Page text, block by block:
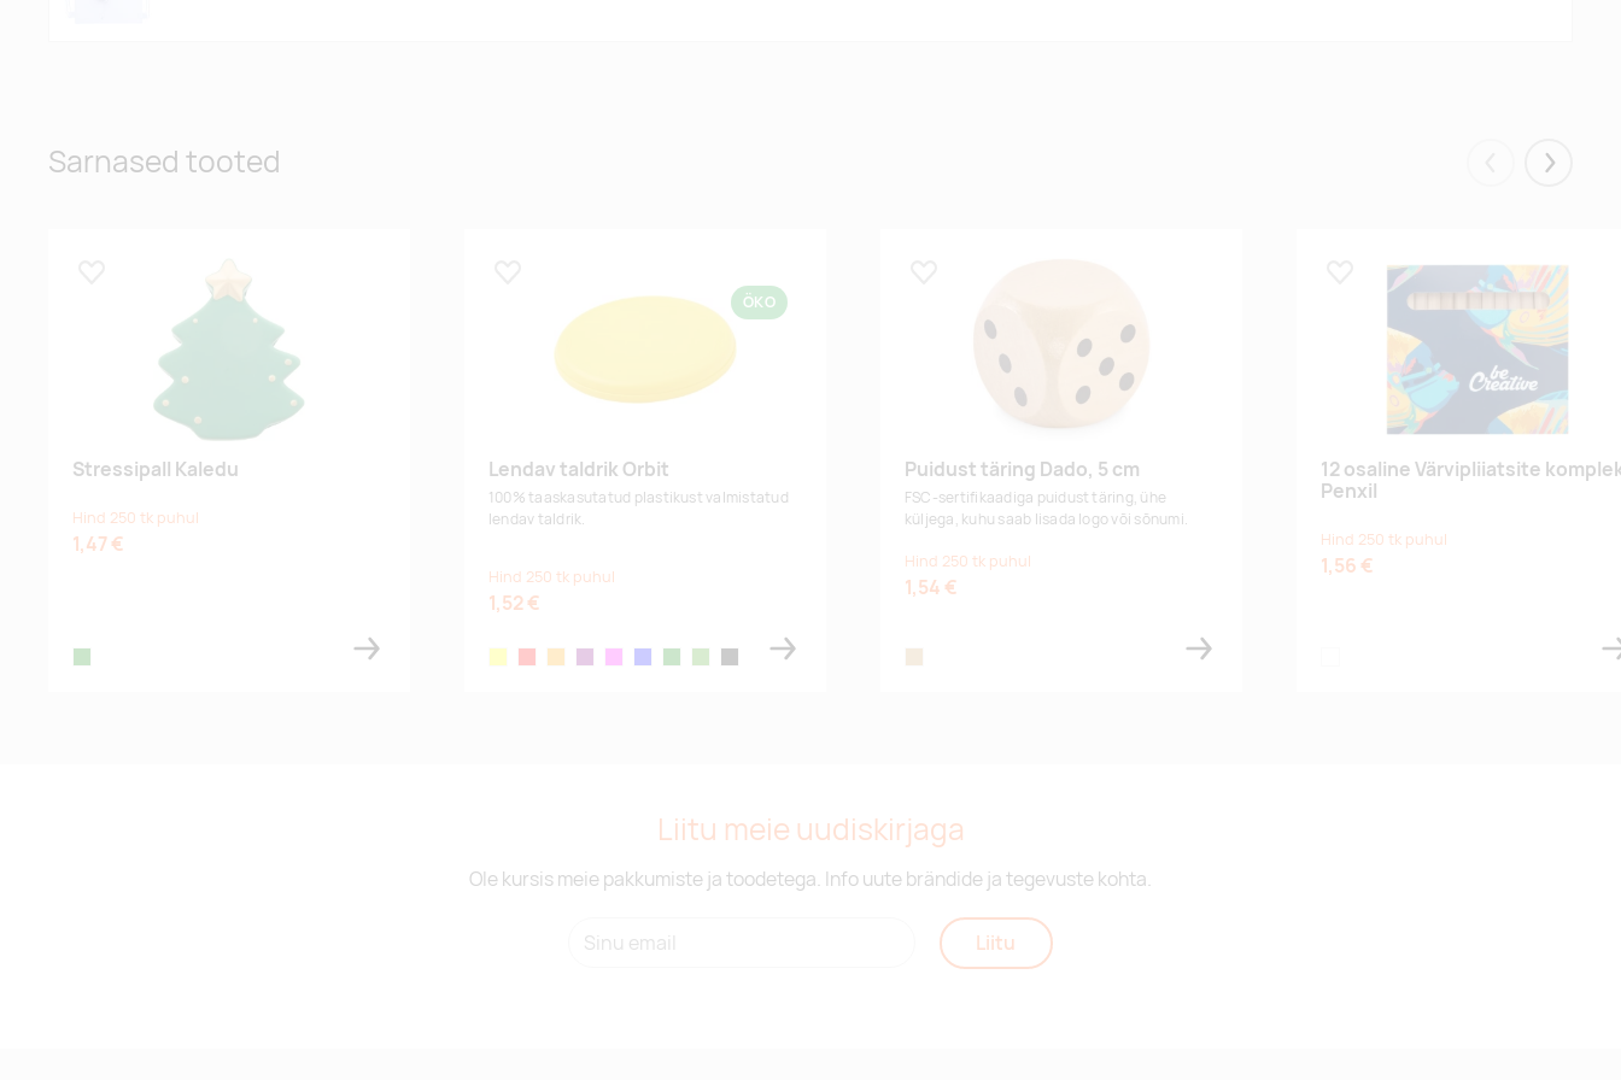
Sarnased tooted Eelmised
Stressipall Kaledu
Hind 250 tk puhul
1,47 €
ÖKO
Lendav taldrik Orbit
100% taaskasutatud plastikust valmistatud
lendav taldrik.
Hind 250 tk puhul
1,52 €
Puidust täring Dado, 5 cm
FSC-sertifikaadiga puidust täring, ühe
küljega, kuhu saab lisada logo või sõnumi.
Hind 250 tk puhul
1,54 €
Lisa lemmikuks
12 osaline Värvipliiatsite
Penxil
Hind 250 tk puhul
1,56 €
Liitu meie uudiskirjaga
Ole kursis meie pakkumiste ja toodetega. Info uute brändide ja tegevuste kohta.
Liitu